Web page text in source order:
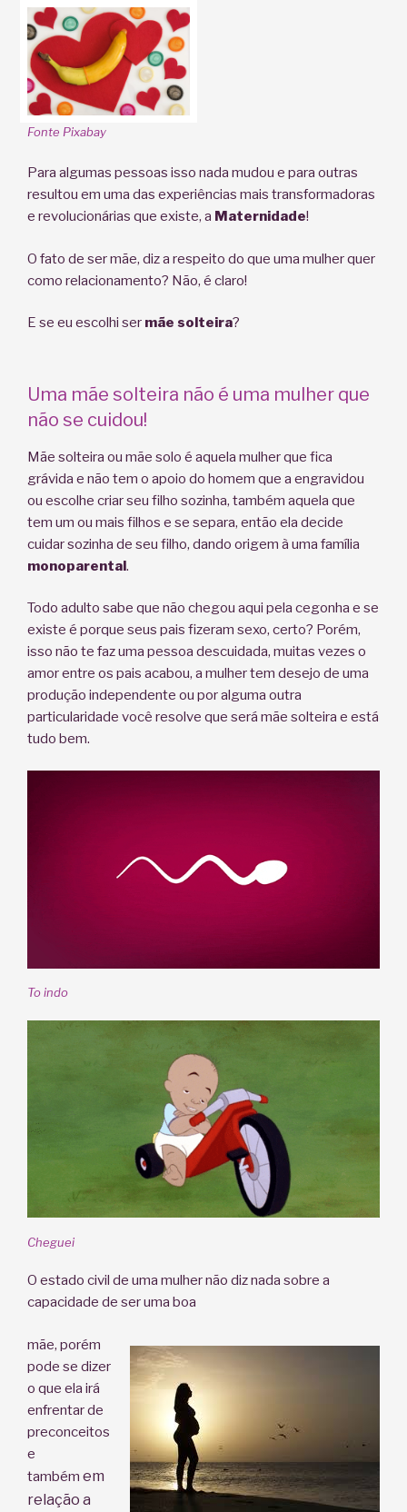
Fonte Pixabay
Para algumas pessoas isso nada mudou e para outras
resultou em uma das experiências mais transformadoras
e revolucionárias que existe, a Maternidade!
O fato de ser mãe, diz a respeito do que uma mulher quer
como relacionamento? Não, é claro!
E se eu escolhi ser mãe solteira?
Uma mãe solteira não é uma mulher que
não se cuidou!
Mãe solteira ou mãe solo é aquela mulher que fica
grávida e não tem o apoio do homem que a engravidou
ou escolhe criar seu filho sozinha, também aquela que
tem um ou mais filhos e se separa, então ela decide
cuidar sozinha de seu filho, dando origem à uma família
monoparental.
Todo adulto sabe que não chegou aqui pela cegonha e se
existe é porque seus pais fizeram sexo, certo? Porém,
isso não te faz uma pessoa descuidada, muitas vezes o
amor entre os pais acabou, a mulher tem desejo de uma
produção independente ou por alguma outra
particularidade você resolve que será mãe solteira e está
tudo bem.
To indo
Cheguei
O estado civil de uma mulher não diz nada sobre a
capacidade de ser uma boa
mãe, porém
pode se dizer
o que ela irá
enfrentar de
preconceitos
e
também em
relação a